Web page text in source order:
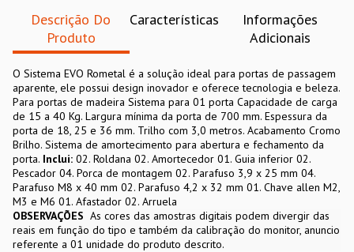
Descrição Do
Produto
Características
Informações
Adicionais
O Sistema EVO Rometal é a solução ideal para portas de passagem
aparente, ele possui design inovador e oferece tecnologia e beleza.
Para portas de madeira Sistema para 01 porta Capacidade de carga
de 15 a 40 Kg. Largura mínima da porta de 700 mm. Espessura da
porta de 18, 25 e 36 mm. Trilho com 3,0 metros. Acabamento Cromo
Brilho. Sistema de amortecimento para abertura e fechamento da
porta. Inclui: 02. Roldana 02. Amortecedor 01. Guia inferior 02.
Pescador 04. Porca de montagem 02. Parafuso 3,9 x 25 mm 04.
Parafuso M8 x 40 mm 02. Parafuso 4,2 x 32 mm 01. Chave allen M2,
M3 e M6 01. Afastador 02. Arruela
OBSERVAÇÕES As cores das amostras digitais podem divergir das
reais em função do tipo e também da calibração do monitor, anuncio
referente a 01 unidade do produto descrito.